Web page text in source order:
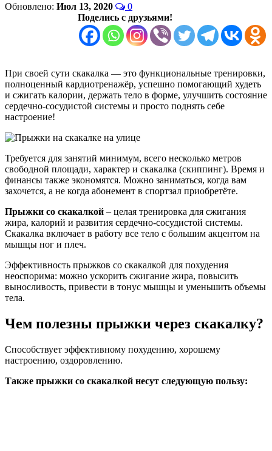
Обновлено: Июл 13, 2020
0
Поделись с друзьями!
При своей сути скакалка — это функциональные тренировки,
полноценный кардиотренажёр, успешно помогающий худеть
и сжигать калории, держать тело в форме, улучшить состояние
сердечно-сосудистой системы и просто поднять себе
настроение!
Требуется для занятий минимум, всего несколько метров
свободной площади, характер и скакалка (скиппинг). Время и
финансы также экономятся. Можно заниматься, когда вам
захочется, а не когда абонемент в спортзал приобретёте.
Прыжки со скакалкой – целая тренировка для сжигания
жира, калорий и развития сердечно-сосудистой системы.
Скакалка включает в работу все тело с большим акцентом на
мышцы ног и плеч.
Эффективность прыжков со скакалкой для похудения
неоспорима: можно ускорить сжигание жира, повысить
выносливость, привести в тонус мышцы и уменьшить объемы
тела.
Чем полезны прыжки через скакалку?
Способствует эффективному похудению, хорошему
настроению, оздоровлению.
Также прыжки со скакалкой несут следующую пользу: